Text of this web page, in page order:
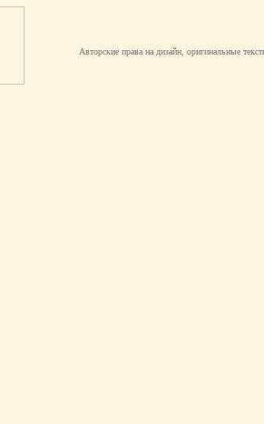
Авторские права на дизайн, оригинальные